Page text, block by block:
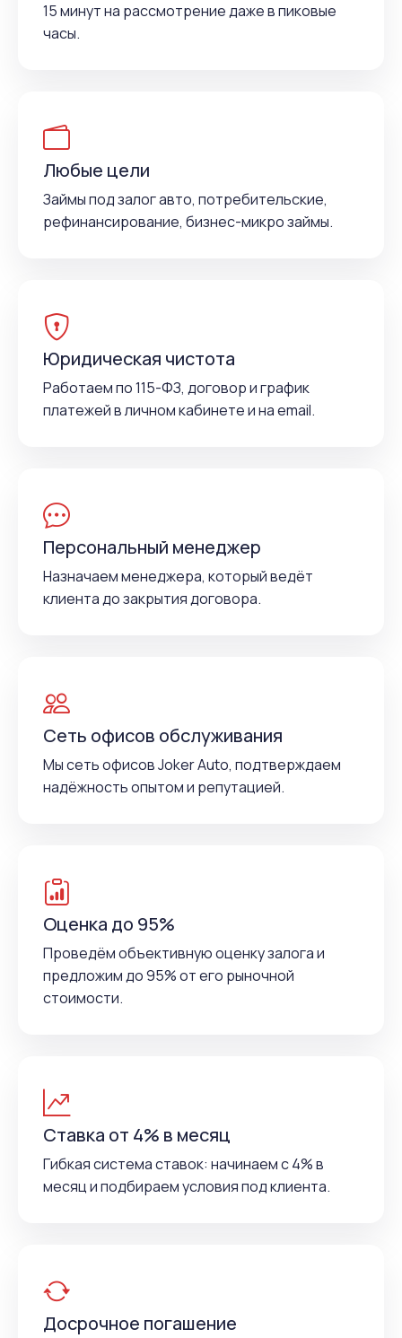
15 минут на рассмотрение даже в пиковые
часы.
Любые цели
Займы под залог авто, потребительские,
рефинансирование, бизнес-микро займы.
Юридическая чистота
Работаем по 115-ФЗ, договор и график
платежей в личном кабинете и на email.
Персональный менеджер
Назначаем менеджера, который ведёт
клиента до закрытия договора.
Сеть офисов обслуживания
Мы сеть офисов Joker Auto, подтверждаем
надёжность опытом и репутацией.
Оценка до 95%
Проведём объективную оценку залога и
предложим до 95% от его рыночной
стоимости.
Ставка от 4% в месяц
Гибкая система ставок: начинаем с 4% в
месяц и подбираем условия под клиента.
Досрочное погашение